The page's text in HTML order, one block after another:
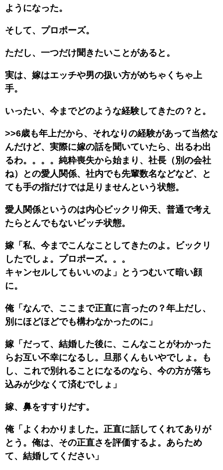
ようになった。
そして、プロポーズ。
ただし、一つだけ聞きたいことがあると。
実は、嫁はエッチや男の扱い方がめちゃくちゃ上
手。
いったい、今までどのような経験してきたの？と。
>>6歳も年上だから、それなりの経験があって当然な
んだけど、実際に嫁の話を聞いていたら、出るわ出
るわ。。。。純粋喪失から始まり、社長（別の会社
ね）との愛人関係、社内でも先輩数名などなど、と
ても手の指だけでは足りませんという状態。
愛人関係というのは内心ビックリ仰天、普通で考え
たらとんでもないビッチ状態。
嫁「私、今までこんなことしてきたのよ。ビックリ
したでしょ。プロポーズ。。。
キャンセルしてもいいのよ」とうつむいて暗い顔
に。
俺「なんで、ここまで正直に言ったの？年上だし、
別にほどほどでも構わなかったのに」
嫁「だって、結婚した後に、こんなことがわかった
らお互い不幸になるし。旦那くんもいやでしょ。も
し、これで別れることになるのなら、今の方が落ち
込みが少なくて済むでしょ」
嫁、鼻をすすりだす。
俺「よくわかりました。正直に話してくれてありが
とう。俺は、その正直さを評価するよ。あらため
て、結婚してください」